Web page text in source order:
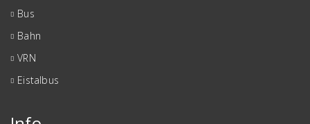
Bus
Bahn
VRN
Eistalbus